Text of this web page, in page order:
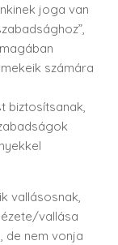
joga van
számára
biztosítsanak,
vallásosnak,
vallása
de nem vonja